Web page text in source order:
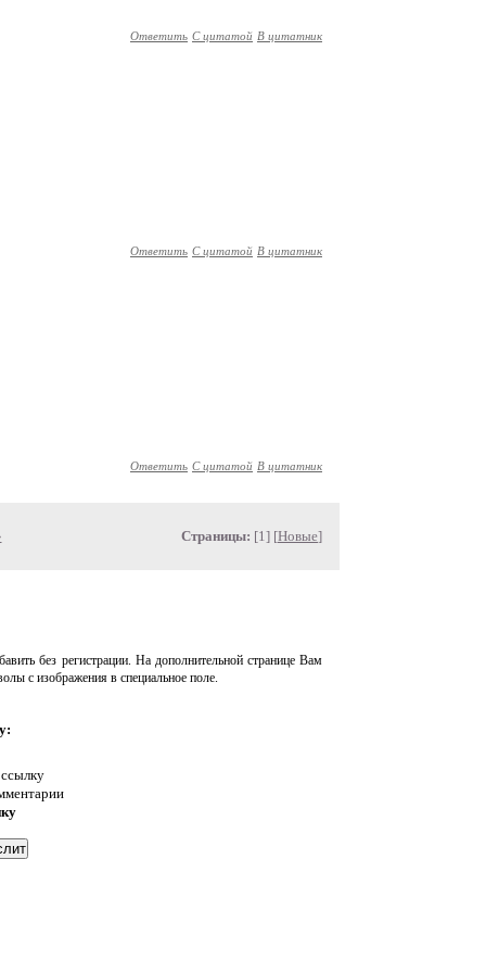
Ответить С цитатой В цитатник
Ответить С цитатой В цитатник
Ответить С цитатой В цитатник
Страницы: [1] [Новые]
без регистрации. На дополнительной странице Вам
с изображения в специальное поле.